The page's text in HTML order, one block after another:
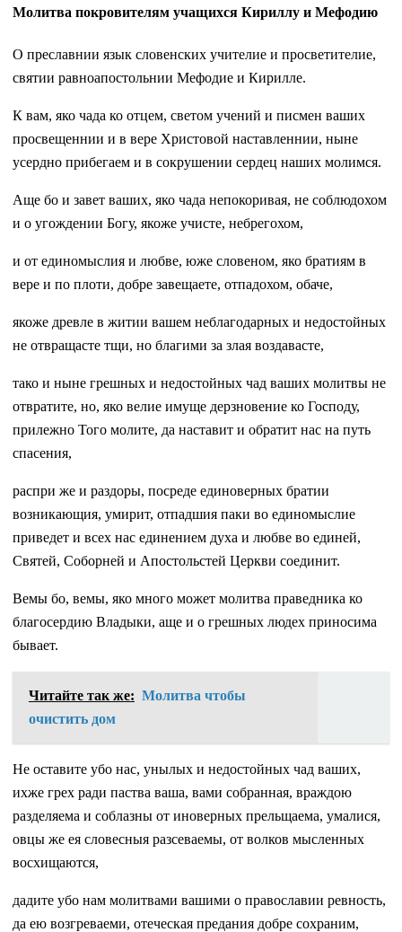
Молитва покровителям учащихся Кириллу и Мефодию
О преславнии язык словенских учителие и просветителие,
святии равноапостольнии Мефодие и Кирилле.
К вам, яко чада ко отцем, светом учений и писмен ваших
просвещеннии и в вере Христовой наставленнии, ныне
усердно прибегаем и в сокрушении сердец наших молимся.
Аще бо и завет ваших, яко чада непокоривая, не соблюдохом
и о угождении Богу, якоже учисте, небрегохом,
и от единомыслия и любве, юже словеном, яко братиям в
вере и по плоти, добре завещаете, отпадохом, обаче,
якоже древле в житии вашем неблагодарных и недостойных
не отвращасте тщи, но благими за злая воздавасте,
тако и ныне грешных и недостойных чад ваших молитвы не
отвратите, но, яко велие имуще дерзновение ко Господу,
прилежно Того молите, да наставит и обратит нас на путь
спасения,
распри же и раздоры, посреде единоверных братии
возникающия, умирит, отпадшия паки во единомыслие
приведет и всех нас единением духа и любве во единей,
Святей, Соборней и Апостольстей Церкви соединит.
Вемы бо, вемы, яко много может молитва праведника ко
благосердию Владыки, аще и о грешных людех приносима
бывает.
Читайте так же: Молитва чтобы
очистить дом
Не оставите убо нас, унылых и недостойных чад ваших,
ихже грех ради паства ваша, вами собранная, враждою
разделяема и соблазны от иноверных прельщаема, умалися,
овцы же ея словесныя разсеваемы, от волков мысленных
восхищаются,
дадите убо нам молитвами вашими о православии ревность,
да ею возгреваеми, отеческая предания добре сохраним,